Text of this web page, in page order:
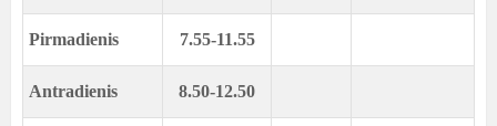
Pirmadienis 7.55-11.55
Antradienis 8.50-12.50